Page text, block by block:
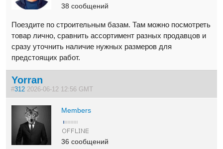
38 сообщений
Поездите по строительным базам. Там можно посмотреть
товар лично, сравнить ассортимент разных продавцов и
сразу уточнить наличие нужных размеров для
предстоящих работ.
Yorran
#312 2026-06-12 12:56 GMT
Members
36 сообщений